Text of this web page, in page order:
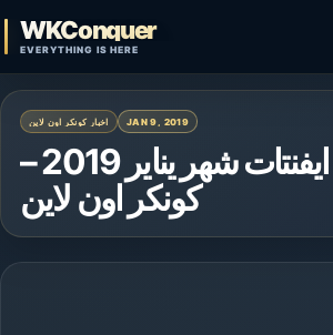
WKConquer
EVERYTHING IS HERE
Open search
اخبار كونكر اون لاين JAN 9, 2019
جميع ايفنتات شهر يناير 2019 –
كونكر اون لاين